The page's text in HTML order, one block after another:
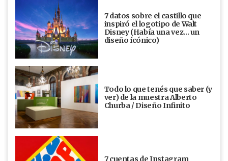
7 datos sobre el castillo que
inspiró el logotipo de Walt
Disney (Había una vez... un
diseño ícónico)
Todo lo que tenés que saber (y
ver) de la muestra Alberto
Churba / Diseño Infinito
7 cuentas de Instagram